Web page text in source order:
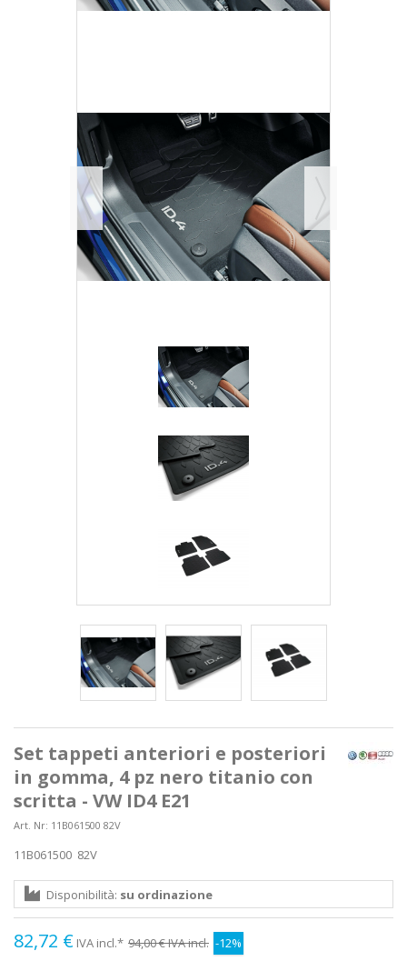
Set tappeti anteriori e posteriori
in gomma, 4 pz nero titanio con
scritta - VW ID4 E21
Art. Nr: 11B061500 82V
11B061500 82V
Disponibilità: su ordinazione
82,72 € IVA incl.* 94,00 €IVA incl. -12%